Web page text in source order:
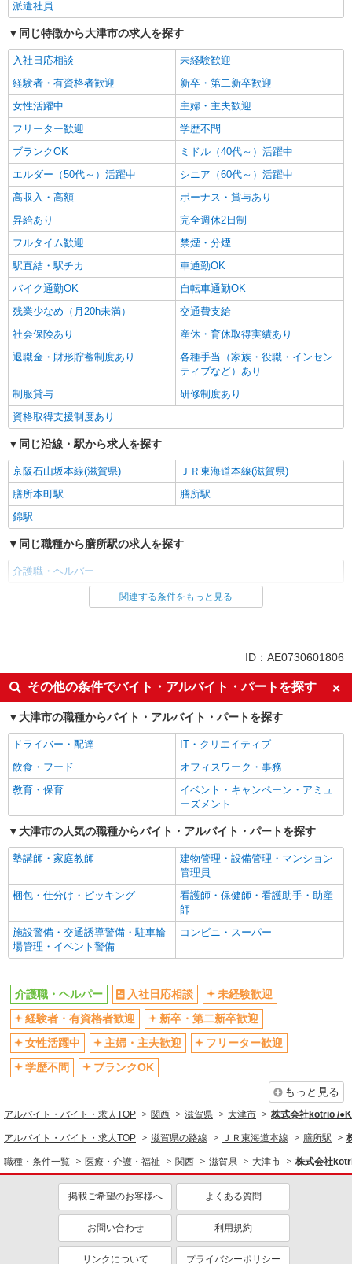
時給1,450円〜1,650円 ★週払いOK（規定あ
り） ※給与幅は経験・能力による
滋賀県大津市 【最寄駅】京阪石山坂本線「島
いやすいエリアなど、お好きな勤務地をお選び下
さい！！
キープ 詳細を見る
派遣社員
同じ特徴から大津市の求人を探す
入社日応相談
未経験歓迎
経験者・有資格者歓迎
新卒・第二新卒歓迎
女性活躍中
主婦・主夫歓迎
フリーター歓迎
学歴不問
ブランクOK
ミドル（40代～）活躍中
エルダー（50代～）活躍中
シニア（60代～）活躍中
高収入・高額
ボーナス・賞与あり
昇給あり
完全週休2日制
フルタイム歓迎
禁煙・分煙
駅直結・駅チカ
車通勤OK
バイク通勤OK
自転車通勤OK
残業少なめ（月20h未満）
交通費支給
社会保険あり
産休・育休取得実績あり
退職金・財形貯蓄制度あり
各種手当（家族・役職・インセン
ティブなど）あり
制服貸与
研修制度あり
資格取得支援制度あり
同じ沿線・駅から求人を探す
京阪石山坂本線(滋賀県)
ＪＲ東海道本線(滋賀県)
膳所本町駅
膳所駅
錦駅
同じ職種から膳所駅の求人を探す
介護職・ヘルパー
同じ雇用形態から膳所駅の求人を探す
入社日応相談
未経験歓迎
経験者・有資格者歓迎
新卒・第二新卒歓迎
女性活躍中
主婦・主夫歓迎
フリーター歓迎
学歴不問
ブランクOK
ミドル（40代～）活躍中
エルダー（50代～）活躍中
シニア（60代～）活躍中
高収入・高額
ボーナス・賞与あり
昇給あり
完全週休2日制
フルタイム歓迎
禁煙・分煙
駅直結・駅チカ
車通勤OK
自転車通勤OK
残業少なめ（月20h未満）
交通費支給
社会保険あり
ティブなど）あり
制服貸与
研修制度あり
資格取得支援制度あり
同じ職種から求人を探す
介護職・ヘルパー
同じ特徴から求人を探す
未経験歓迎
ミドル（40代～）活躍中
ボーナス・賞与あり
車通勤OK
交通費支給
社会保険あり
産休・育休取得実績あり
関連する条件をもっと見る
ID：AE0730601806
その他の条件でバイト・アルバイト・パートを探す
大津市の職種からバイト・アルバイト・パートを探す
ドライバー・配達
IT・クリエイティブ
飲食・フード
オフィスワーク・事務
教育・保育
イベント・キャンペーン・アミュ
ーズメント
大津市の人気の職種からバイト・アルバイト・パートを探す
塾講師・家庭教師
建物管理・設備管理・マンション
管理員
梱包・仕分け・ピッキング
看護師・保健師・看護助手・助産
師
施設警備・交通誘導警備・駐車輪
場管理・イベント警備
コンビニ・スーパー
介護職・ヘルパー 入社日応相談
未経験歓迎
経験者・有資格者歓迎
新卒・第二新卒歓迎
女性活躍中
主婦・主夫歓迎
フリーター歓迎
学歴不問
ブランクOK
もっと見る
アルバイト・バイト・求人TOP 関西 滋賀県 大津市 株式会社kotrio /
アルバイト・バイト・求人TOP 滋賀県の路線 ＪＲ東海道本線 膳所駅
職種・条件一覧 医療・介護・福祉 関西 滋賀県 大津市 株式会社
掲載ご希望のお客様へ よくある質問
お問い合わせ 利用規約
リンクについて プライバシーポリシー